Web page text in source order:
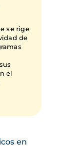
se rige
de
el
en